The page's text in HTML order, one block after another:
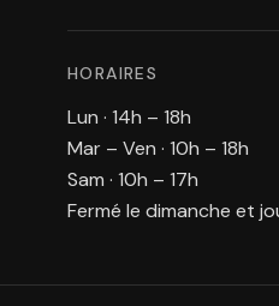
HORAIRES
Lun · 14h – 18h
Mar – Ven · 10h – 18h
Sam · 10h – 17h
Fermé le dimanche et